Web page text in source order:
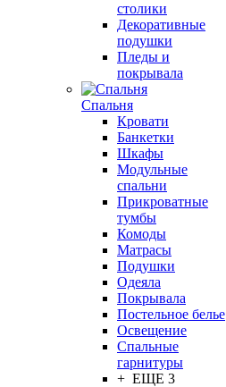
столики
Декоративные
подушки
Пледы и
покрывала
Спальня
Кровати
Банкетки
Шкафы
Модульные
спальни
Прикроватные
тумбы
Комоды
Матрасы
Подушки
Одеяла
Покрывала
Постельное белье
Освещение
Спальные
гарнитуры
+ ЕЩЕ 3